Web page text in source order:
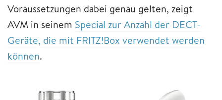
Voraussetzungen dabei genau gelten, zeigt
AVM in seinem Special zur Anzahl der DECT-
Geräte, die mit FRITZ!Box verwendet werden
können.